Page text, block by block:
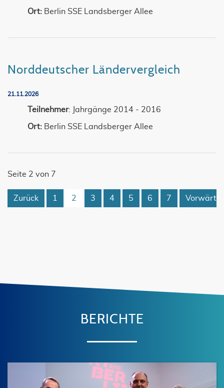
Ort: Berlin SSE Landsberger Allee
Norddeutscher Ländervergleich
21.11.2026
Teilnehmer: Jahrgänge 2014 - 2016
Ort: Berlin SSE Landsberger Allee
Seite 2 von 7
Zurück 1 2 3 4 5 6 7 Vorwärts
BERICHTE